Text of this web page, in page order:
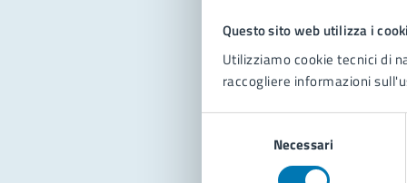
Questo sito web utilizza i
Utilizziamo cookie tecnici di
raccogliere informazioni
Necessari